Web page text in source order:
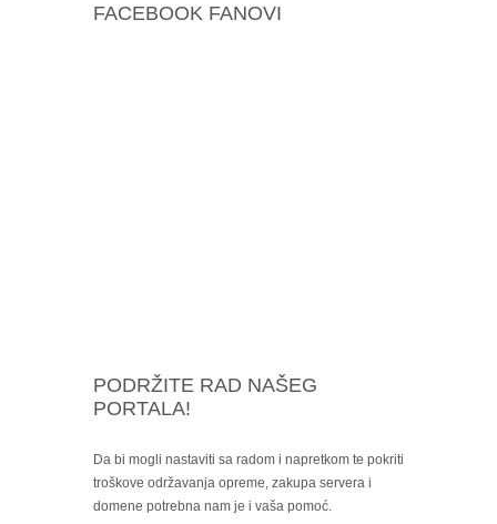
FACEBOOK FANOVI
PODRŽITE RAD NAŠEG
PORTALA!
Da bi mogli nastaviti sa radom i napretkom te pokriti
troškove održavanja opreme, zakupa servera i
domene potrebna nam je i vaša pomoć.